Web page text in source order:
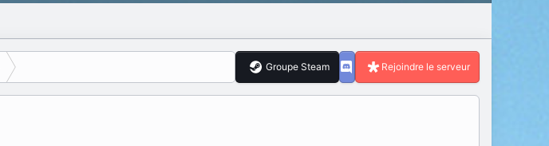
Groupe Steam Rejoindre le serveur